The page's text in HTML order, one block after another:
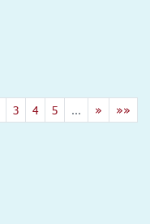
3 4 5 ... » »»